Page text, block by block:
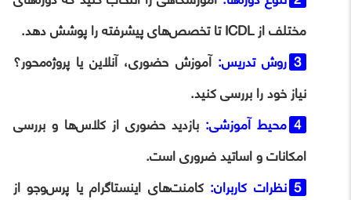
مختلف از ICDL تا تخصص‌های پیشرفته را پوشش دهد.
روش تدریس: آموزش حضوری، آنلاین یا پروژه‌محور؟
نیاز خود را بررسی کنید.
محیط آموزشی: بازدید حضوری از کلاس‌ها و بررسی
امکانات و اساتید ضروری است.
نظرات کاربران: کامنت‌های اینستاگرام یا پرس‌وجو از